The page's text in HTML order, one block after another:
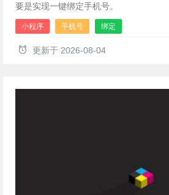
要是实现一键绑定手机号。
小程序 手机号 绑定
更新于 2026-08-04